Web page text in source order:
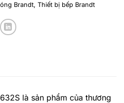
Brandt, Thiết bị bếp Brandt
là sản phẩm của thương